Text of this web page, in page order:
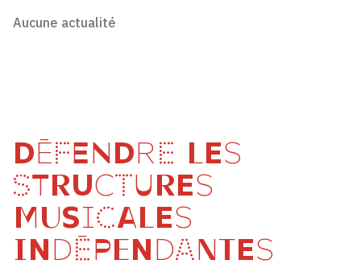
Aucune actualité
DÉFENDRE LES
STRUCTURES
MUSICALES
INDÉPENDANTES